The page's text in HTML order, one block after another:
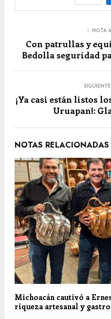
NOTA
Con patrullas y
Bedolla seguridad
¡Ya casi están listos
Uruapan!:
NOTAS RELACIONADAS
Michoacán cautivó a
riqueza artesanal y